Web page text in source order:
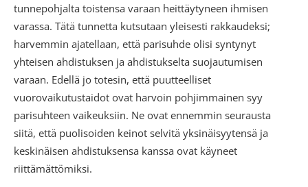
tunnepohjalta toistensa varaan heittäytyneen ihmisen
varassa. Tätä tunnetta kutsutaan yleisesti rakkaudeksi;
harvemmin ajatellaan, että parisuhde olisi syntynyt
yhteisen ahdistuksen ja ahdistukselta suojautumisen
varaan. Edellä jo totesin, että puutteelliset
vuorovaikutustaidot ovat harvoin pohjimmainen syy
parisuhteen vaikeuksiin. Ne ovat ennemmin seurausta
siitä, että puolisoiden keinot selvitä yksinäisyytensä ja
keskinäisen ahdistuksensa kanssa ovat käyneet
riittämättömiksi.